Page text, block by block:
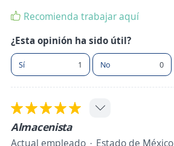
Recomienda trabajar aquí
¿Esta opinión ha sido útil?
Sí 1 No 0
Almacenista
Actual empleado Estado de México